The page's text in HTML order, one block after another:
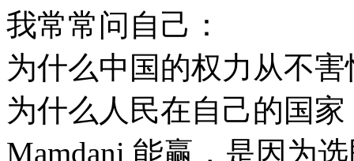
我常常问自己：
为什么中国的权力从不害
为什么人民在自己的国
Mamdani 能赢，是因为